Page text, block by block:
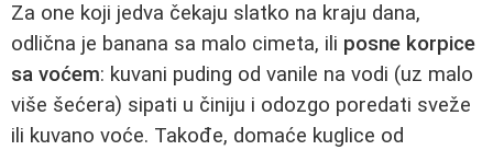
Za one koji jedva čekaju slatko na kraju dana,
odlična je banana sa malo cimeta, ili posne korpice
sa voćem: kuvani puding od vanile na vodi (uz malo
više šećera) sipati u činiju i odozgo poredati sveže
ili kuvano voće. Takođe, domaće kuglice od